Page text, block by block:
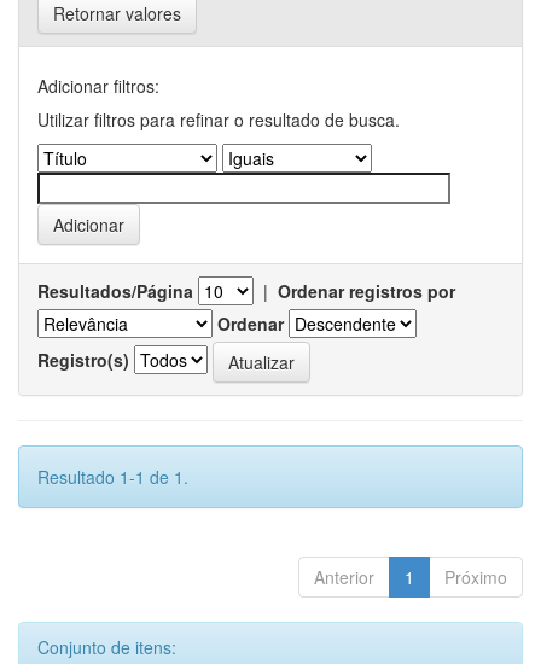
Retornar valores
Adicionar filtros:
Utilizar filtros para refinar o resultado de busca.
Resultados/Página | Ordenar registros por
Ordenar
Registro(s)
Resultado 1-1 de 1.
Anterior 1 Próximo
Conjunto de itens: